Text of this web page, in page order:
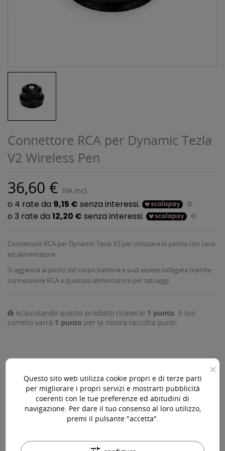
Connettore RCA per Dynamic Tezla
V2 Wireless Pen
36,60 € IVA Incl.
Connettore RCA per Dynamic Tezla V2 per utilizzare la penna con cavo
ed alimentatore
Si aggancia al posto del corpo batteria e può essere collegata tramite
connessione RCA a qualsiasi alimentatore per tatuaggi
Acquistando questo prodotto riceverai 1 punto . Il tuo
carrello varrà 1 punto per la nostra raccolta punti.
AGGIUNGI AL CARRELLO 
Ultimi articoli in magazzino
Acquista 119,00 € (iva incl.) di prodotti per ottenere la
×
Questo sito web utilizza cookie propri e di terze parti
per migliorare i propri servizi e mostrarti pubblicità
coerenti con le tue preferenze ed abitudini di
navigazione. Per dare il tuo consenso al loro utilizzo,
premi il pulsante "accetta".